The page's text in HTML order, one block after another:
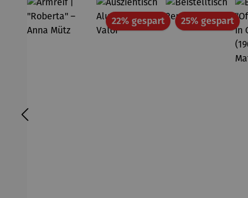
22% gespartRabatt25% gespart